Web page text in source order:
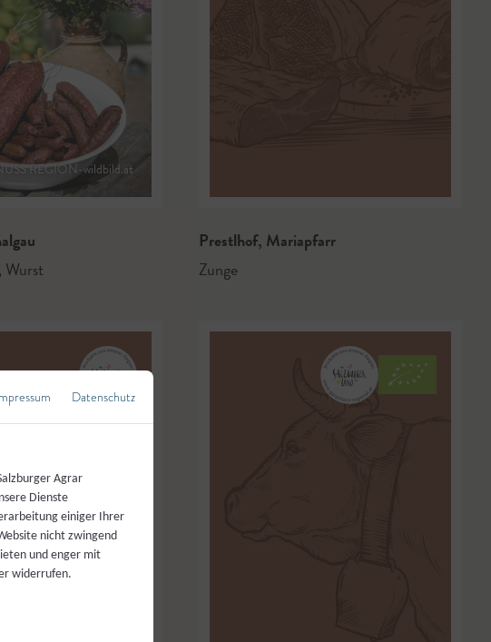
REGION-wildbild.at
, Wurst
Prestlhof, Mariapfarr
Zunge
Datenschutz
Agrar
Dienste
einiger Ihrer
nicht zwingend
und enger mit
widerrufen.